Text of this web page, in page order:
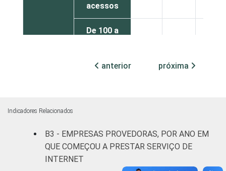
acessos
De 100 a
acessos
anterior próxima
Indicadores Relacionados
B3 - EMPRESAS PROVEDORAS, POR ANO EM
QUE COMEÇOU A PRESTAR SERVIÇO DE
INTERNET